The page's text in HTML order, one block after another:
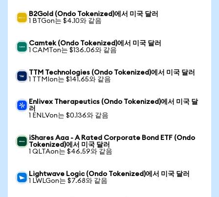
B2Gold (Ondo Tokenized)에서 미국 달러
1 BTGon는 $4.10와 같음
Camtek (Ondo Tokenized)에서 미국 달러
1 CAMTon는 $136.06와 같음
TTM Technologies (Ondo Tokenized)에서 미국 달러
1 TTMIon는 $141.65와 같음
Enlivex Therapeutics (Ondo Tokenized)에서 미국 달
러
1 ENLVon는 $0.136와 같음
iShares Aaa - A Rated Corporate Bond ETF (Ondo
Tokenized)에서 미국 달러
1 QLTAon는 $46.59와 같음
Lightwave Logic (Ondo Tokenized)에서 미국 달러
1 LWLGon는 $7.68와 같음